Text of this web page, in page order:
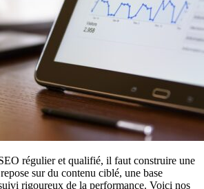
régulier et qualifié, il faut construire une
sur du contenu ciblé, une base
rigoureux de la performance. Voici nos